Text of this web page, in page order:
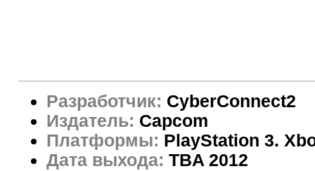
Разработчик: CyberConnect2
Издатель: Capcom
Платформы: PlayStation 3.
Дата выхода: TBA 2012